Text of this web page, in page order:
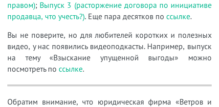
правом); Выпуск 3 (расторжение договора по инициативе
продавца, что учесть?). Еще пара десятков по ссылке.
Вы не поверите, но для любителей коротких и полезных
видео, у нас появились видеоподкасты. Например, выпуск
на тему «Взыскание упущенной выгоды» можно
посмотреть по ссылке.
Обратим внимание, что юридическая фирма «Ветров и